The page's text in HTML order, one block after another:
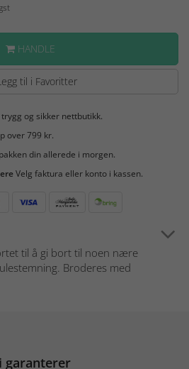
HANDLE
til i Favoritter
og sikker nettbutikk.
over 799 kr.
din allerede i morgen.
Velg faktura eller konto i kassen.
til å gi bort til noen nære
Broderes med
garanterer